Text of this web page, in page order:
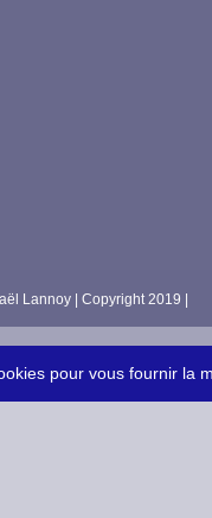
Lannoy | Copyright 2019 |
pour vous fournir la